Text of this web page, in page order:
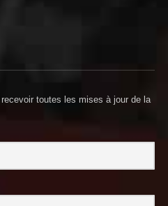
toutes les mises à jour de la